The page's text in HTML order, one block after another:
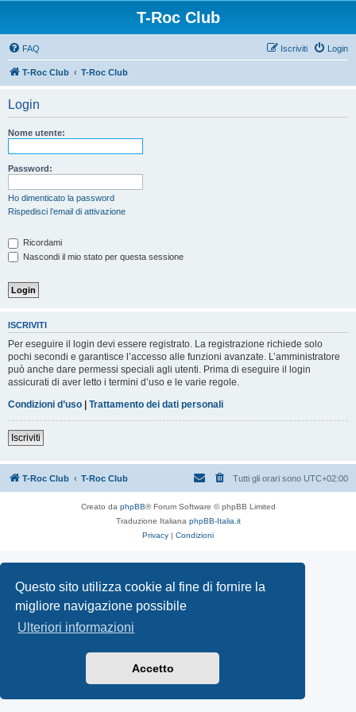
Questo sito utilizza cookie al fine di fornire la
migliore navigazione possibile
Ulteriori informazioni
Accetto
T-Roc Club
FAQ Login
Iscriviti
T-Roc Club T-Roc Club
Login
Nome utente:
Password:
Ho dimenticato la password
Rispedisci l’email di attivazione
Ricordami
Nascondi il mio stato per questa sessione
ISCRIVITI
Per eseguire il login devi essere registrato. La registrazione richiede solo
pochi secondi e garantisce l’accesso alle funzioni avanzate. L’amministratore
può anche dare permessi speciali agli utenti. Prima di eseguire il login
assicurati di aver letto i termini d’uso e le varie regole.
Condizioni d’uso | Trattamento dei dati personali
Iscriviti
T-Roc Club T-Roc Club Tutti gli orari sono UTC+02:00
Creato da phpBB® Forum Software © phpBB Limited
Traduzione Italiana phpBB-Italia.it
Privacy | Condizioni